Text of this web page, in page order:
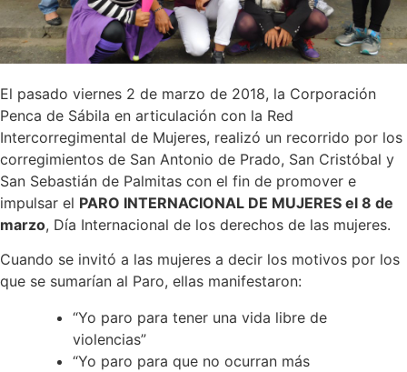
El pasado viernes 2 de marzo de 2018, la Corporación
Penca de Sábila en articulación con la Red
Intercorregimental de Mujeres, realizó un recorrido por los
corregimientos de San Antonio de Prado, San Cristóbal y
San Sebastián de Palmitas con el fin de promover e
impulsar el PARO INTERNACIONAL DE MUJERES el 8 de
marzo, Día Internacional de los derechos de las mujeres.
Cuando se invitó a las mujeres a decir los motivos por los
que se sumarían al Paro, ellas manifestaron:
“Yo paro para tener una vida libre de
violencias”
“Yo paro para que no ocurran más